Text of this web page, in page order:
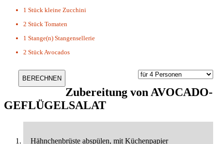
1 Stück kleine Zucchini
2 Stück Tomaten
1 Stange(n) Stangensellerie
2 Stück Avocados
Zubereitung von AVOCADO-
GEFLÜGELSALAT
Hähnchenbrüste abspülen, mit Küchenpapier